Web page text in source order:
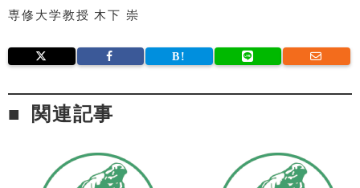
専修大学教授 木下 崇
関連記事